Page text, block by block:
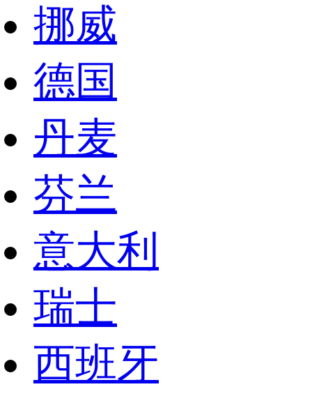
挪威
德国
丹麦
芬兰
意大利
瑞士
西班牙